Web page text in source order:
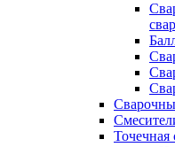
Точечная